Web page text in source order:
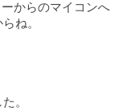
からのマイコンへ
ね。
。